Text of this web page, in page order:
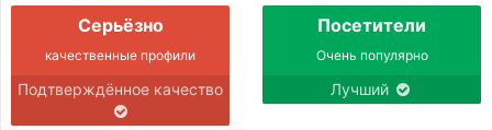
Серьёзно
качественные профили
Подтверждённое качество
Посетители
Очень популярно
Лучший